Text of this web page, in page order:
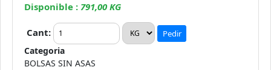
Disponible : 791,00 KG
Cant: Pedir
Categoria
BOLSAS SIN ASAS